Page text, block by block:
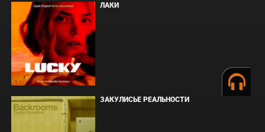
ЛАКИ
ЗАКУЛИСЬЕ РЕАЛЬНОСТИ